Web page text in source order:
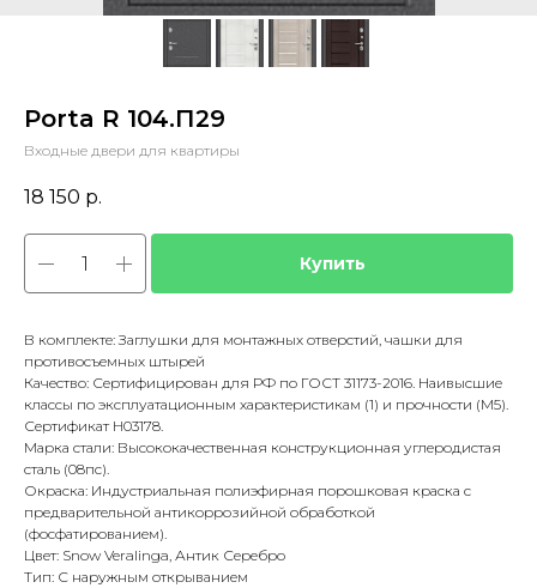
Porta R 104.П29
Входные двери для квартиры
18 150 р.
Купить
В комплекте: Заглушки для монтажных отверстий, чашки для
противосъемных штырей
Качество: Сертифицирован для РФ по ГОСТ 31173-2016. Наивысшие
классы по эксплуатационным характеристикам (1) и прочности (М5).
Сертификат H03178.
Марка стали: Высококачественная конструкционная углеродистая
сталь (08пс).
Окраска: Индустриальная полиэфирная порошковая краска с
предварительной антикоррозийной обработкой
(фосфатированием).
Цвет: Snow Veralinga, Антик Серебро
Тип: С наружным открыванием